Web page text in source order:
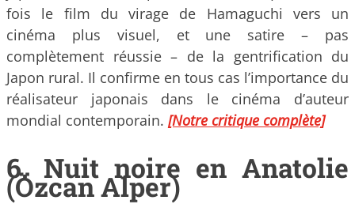
fois le film du virage de Hamaguchi vers un
cinéma plus visuel, et une satire – pas
complètement réussie – de la gentrification du
Japon rural. Il confirme en tous cas l’importance du
réalisateur japonais dans le cinéma d’auteur
mondial contemporain. [Notre critique complète]
6. Nuit noire en Anatolie
(Özcan Alper)